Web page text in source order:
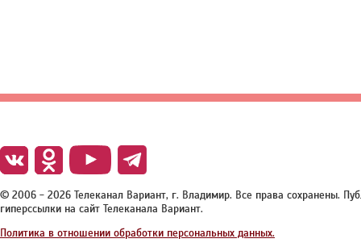
© 2006 - 2026 Телеканал Вариант, г. Владимир. Все права сохранены.
гиперссылки на сайт Телеканала Вариант.
Политика в отношении обработки персональных данных.